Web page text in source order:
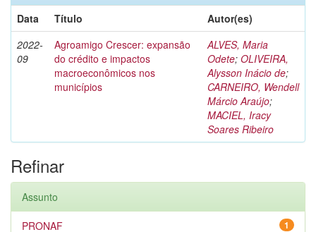
Data
Título
Autor(es)
2022-
09
Agroamigo Crescer: expansão
do crédito e impactos
macroeconômicos nos
municípios
ALVES, Maria
Odete; OLIVEIRA,
Alysson Inácio de;
CARNEIRO, Wendell
Márcio Araújo;
MACIEL, Iracy
Soares Ribeiro
Refinar
Assunto
1
PRONAF